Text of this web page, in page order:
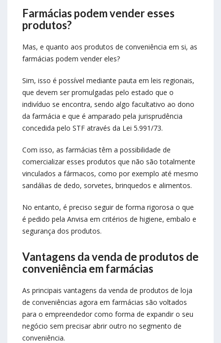
Farmácias podem vender esses
produtos?
Mas, e quanto aos produtos de conveniência em si, as
farmácias podem vender eles?
Sim, isso é possível mediante pauta em leis regionais,
que devem ser promulgadas pelo estado que o
indivíduo se encontra, sendo algo facultativo ao dono
da farmácia e que é amparado pela jurisprudência
concedida pelo STF através da Lei 5.991/73.
Com isso, as farmácias têm a possibilidade de
comercializar esses produtos que não são totalmente
vinculados a fármacos, como por exemplo até mesmo
sandálias de dedo, sorvetes, brinquedos e alimentos.
No entanto, é preciso seguir de forma rigorosa o que
é pedido pela Anvisa em critérios de higiene, embalo e
segurança dos produtos.
Vantagens da venda de produtos de
conveniência em farmácias
As principais vantagens da venda de produtos de loja
de conveniências agora em farmácias são voltados
para o empreendedor como forma de expandir o seu
negócio sem precisar abrir outro no segmento de
conveniência.